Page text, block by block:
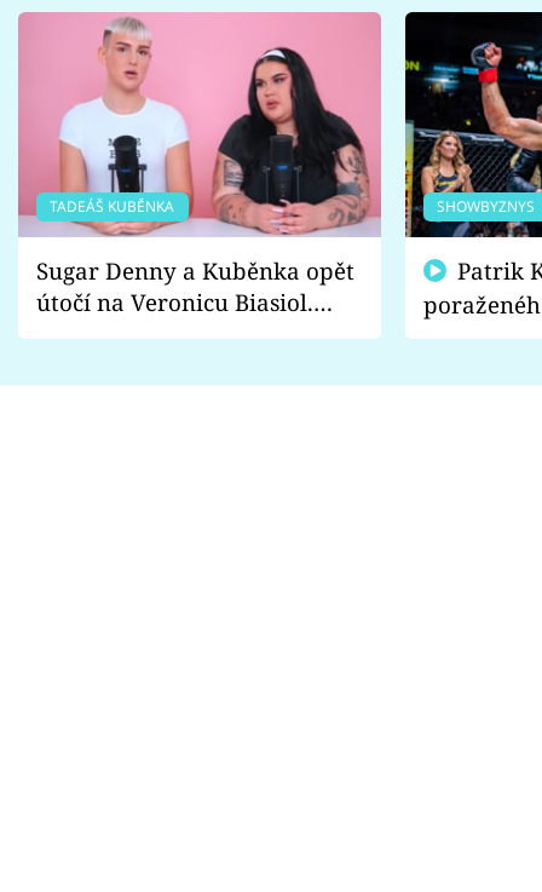
TADEÁŠ KUBĚNKA
Sugar Denny a Kuběnka opět
útočí na Veronicu Biasiol.
Proč je podle nich falešná a
SHOWBYZNYS
fanoušci